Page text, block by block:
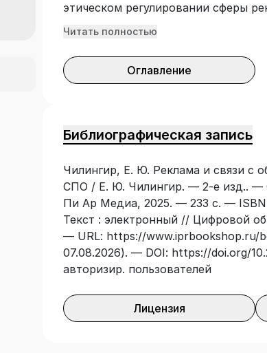
этическом регулировании сферы
работе организаций и служб,
подготовлено с учетом
образовательного стандарта
информационно-библиотечное
общественностью» и «Рекламная
профессий и специальностей
туризм».
Читать полностью
Оглавление
Библиографическая запись
Чилингир, Е. Ю. Реклама и связи с
СПО / Е. Ю. Чилингир. — 2-е изд.. —
Пи Ар Медиа, 2025. — 233 с. —
Текст : электронный // Цифровой
— URL: https://www.iprbookshop.ru/
07.08.2026). — DOI: https://doi.org/
авторизир. пользователей
Лицензия